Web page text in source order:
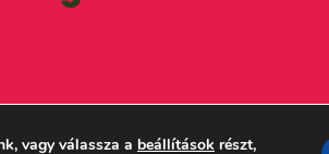
vagy válassza a beállítások részt,